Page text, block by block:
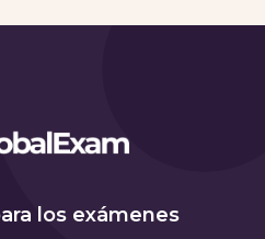
los exámenes